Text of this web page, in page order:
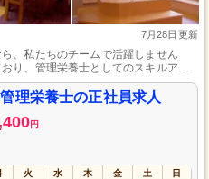
7月28日更新
、私たちのチームで活躍しません
り、管理栄養士としてのスキルアッ
生が充実しており、安定した生活を
事です。
理栄養士の正社員求人
円
火 水 木 金 土 日